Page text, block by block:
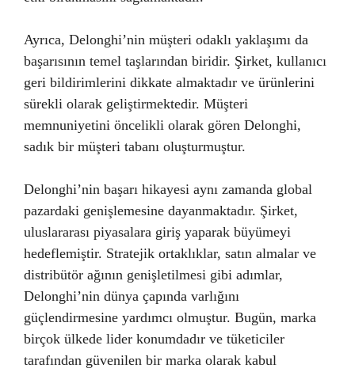
Ayrıca, Delonghi’nin müşteri odaklı yaklaşımı da
başarısının temel taşlarından biridir. Şirket, kullanıcı
geri bildirimlerini dikkate almaktadır ve ürünlerini
sürekli olarak geliştirmektedir. Müşteri
memnuniyetini öncelikli olarak gören Delonghi,
sadık bir müşteri tabanı oluşturmuştur.
Delonghi’nin başarı hikayesi aynı zamanda global
pazardaki genişlemesine dayanmaktadır. Şirket,
uluslararası piyasalara giriş yaparak büyümeyi
hedeflemiştir. Stratejik ortaklıklar, satın almalar ve
distribütör ağının genişletilmesi gibi adımlar,
Delonghi’nin dünya çapında varlığını
güçlendirmesine yardımcı olmuştur. Bugün, marka
birçok ülkede lider konumdadır ve tüketiciler
tarafından güvenilen bir marka olarak kabul